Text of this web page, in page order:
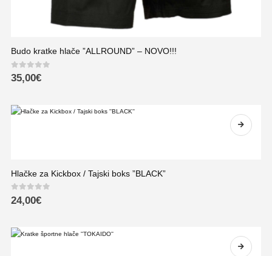
Budo kratke hlače ”ALLROUND” – NOVO!!!
0out of 5
35,00€
Hlačke za Kickbox / Tajski boks ”BLACK”
0out of 5
24,00€